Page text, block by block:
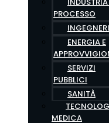
PROCESSO
ENERGIA E
SERVIZI
PUBBLICI
SANITÀ
MEDICA